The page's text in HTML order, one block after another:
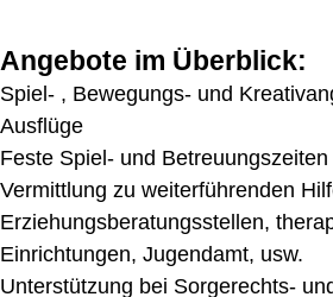
Angebote im Überblick:
Spiel- , Bewegungs- und
Ausflüge
Feste Spiel- und
Vermittlung zu weiterführenden
Erziehungsberatungsstellen,
Einrichtungen, Jugendamt, usw.
Unterstützung bei Sorgerechts-